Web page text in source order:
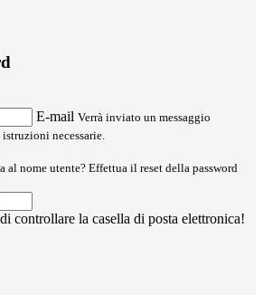
E-mail Verrà inviato un messaggio
necessarie.
al nome utente? Effettua il reset della password
controllare la casella di posta elettronica!